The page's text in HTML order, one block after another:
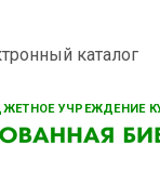
УЧРЕЖДЕНИЕ
каталог